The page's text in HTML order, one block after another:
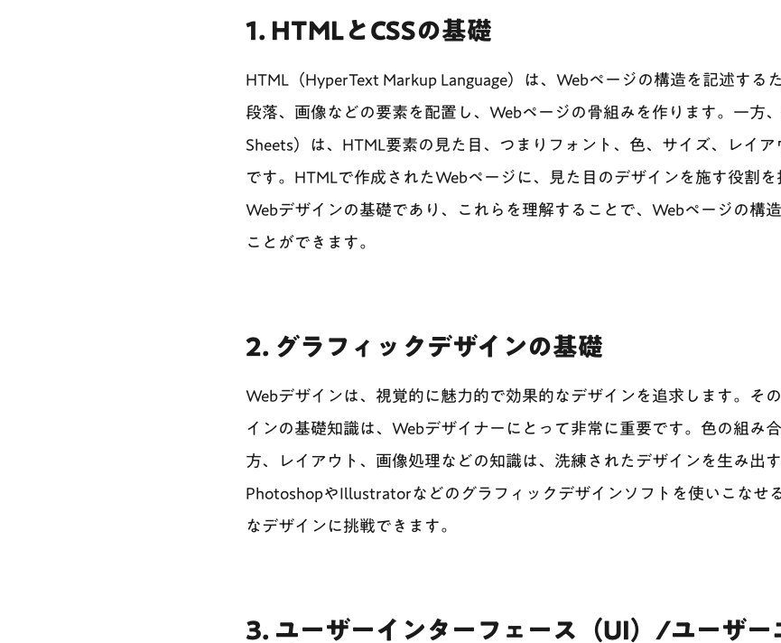
1. HTMLとCSSの基礎
HTML（HyperText Markup Language）は、Webページの構造を記述する
段落、画像などの要素を配置し、Webページの骨組みを作ります。一方、
Sheets）は、HTML要素の見た目、つまりフォント、色、サイズ、レイ
です。HTMLで作成されたWebページに、見た目のデザインを施す役割を
Webデザインの基礎であり、これらを理解することで、Webページの構
ことができます。
2. グラフィックデザインの基礎
Webデザインは、視覚的に魅力的で効果的なデザインを追求します。そ
インの基礎知識は、Webデザイナーにとって非常に重要です。色の組み
方、レイアウト、画像処理などの知識は、洗練されたデザインを生み出
PhotoshopやIllustratorなどのグラフィックデザインソフトを使いこなせ
なデザインに挑戦できます。
3. ユーザーインターフェース（UI）/ユーザー